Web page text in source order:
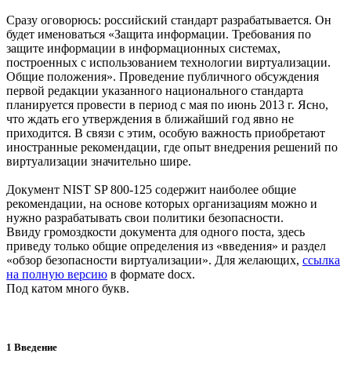
Сразу оговорюсь: российский стандарт разрабатывается. Он
будет именоваться «Защита информации. Требования по
защите информации в информационных системах,
построенных с использованием технологии виртуализации.
Общие положения». Проведение публичного обсуждения
первой редакции указанного национального стандарта
планируется провести в период с мая по июнь 2013 г. Ясно,
что ждать его утверждения в ближайший год явно не
приходится. В связи с этим, особую важность приобретают
иностранные рекомендации, где опыт внедрения решений по
виртуализации значительно шире.
Документ NIST SP 800-125 содержит наиболее общие
рекомендации, на основе которых организациям можно и
нужно разрабатывать свои политики безопасности.
Ввиду громоздкости документа для одного поста, здесь
приведу только общие определения из «введения» и раздел
«обзор безопасности виртуализации». Для желающих, ссылка
на полную версию в формате docx.
Под катом много букв.
1 Введение